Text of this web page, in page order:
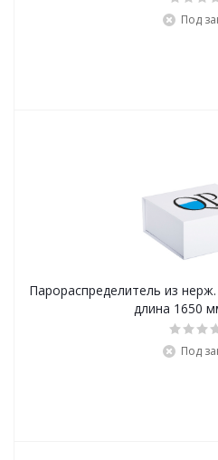
Под
Парораспределитель из
длина 1650
Под